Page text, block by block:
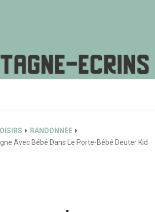
RANDONNÉE
Avec Bébé Dans Le Porte-Bébé Deuter Kid